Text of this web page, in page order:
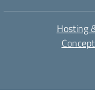
Hosting